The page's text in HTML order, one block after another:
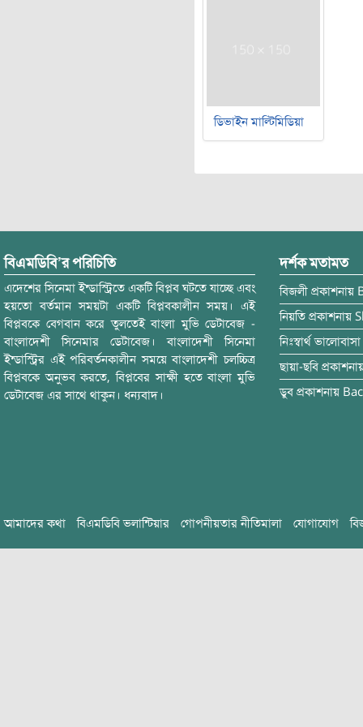
ডিভাইন মাল্টিমিডিয়া
বিএমডিবি’র পরিচিতি
এদেশের সিনেমা ইন্ডাস্ট্রিতে একটি বিপ্লব ঘটতে যাচ্ছে এবং
হয়তো বর্তমান সময়টা একটি বিপ্লবকালীন সময়। এই
বিপ্লবকে বেগবান করে তুলতেই বাংলা মুভি ডেটাবেজ -
বাংলাদেশী সিনেমার ডেটাবেজ। বাংলাদেশী সিনেমা
ইন্ডাস্ট্রির এই পরিবর্তনকালীন সময়ে বাংলাদেশী চলচ্চিত্র
বিপ্লবকে অনুভব করতে, বিপ্লবের সাক্ষী হতে বাংলা মুভি
ডেটাবেজ এর সাথে থাকুন। ধন্যবাদ।
দর্শক মতামত
বিজলী প্রকাশনায়
নিয়তি প্রকাশনায়
নিঃস্বার্থ ভালোবাসা
ছায়া-ছবি
ডুব প্রকাশনায়
আমাদের কথা বিএমডিবি ভলান্টিয়ার গোপনীয়তার নীতিমালা যোগাযোগ